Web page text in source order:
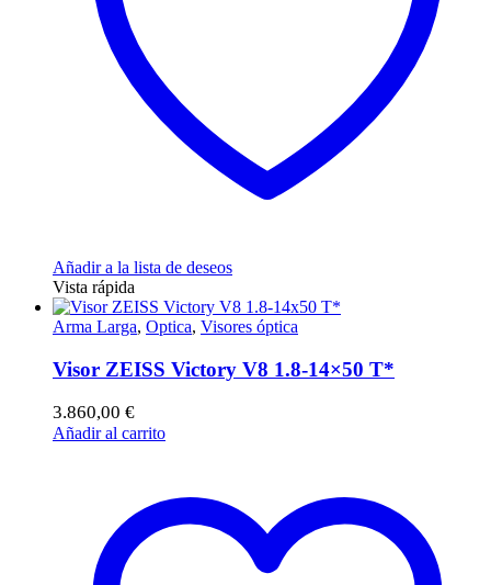
Añadir a la lista de deseos
Vista rápida
Arma Larga, Optica, Visores óptica
Visor ZEISS Victory V8 1.8-14×50 T*
3.860,00 €
Añadir al carrito